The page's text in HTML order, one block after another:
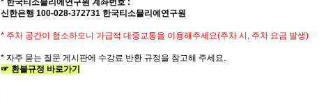
* 한국티소믈리에연구원 계좌번호 :
신한은행 100-028-372731 한국티소믈리에연구원
* 주차 공간이 협소하오니 가급적 대중교통을 이용해주세요(주차 시 , 주차 요금 발생)
* 자주 묻는 질문 게시판에 수강료 반환 규정을 참고해 주세요.
☞ 환불규정 바로가기